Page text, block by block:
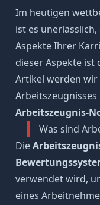
Im heutigen
ist es
Aspekte Ihrer
dieser Aspekte ist
Artikel werden wir
Arbeitszeugnis-
Was sind
Die
verwendet wird,
eines